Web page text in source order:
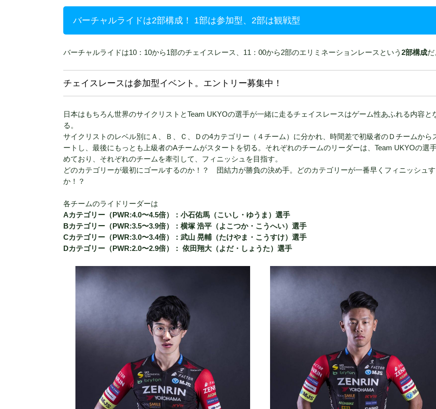
バーチャルライドは2部構成！ 1部は参加型、2部は観戦型
バーチャルライドは10：10から1部のチェイスレース、11：00から2部のエリミネーションレースという 2部構成
チェイスレースは参加型イベント。エントリー募集中！
日本はもちろん世界のサイクリストとTeam UKYOの選手が一緒に走るチェイスレースはゲーム性あふれる内容と
る。
サイクリストのレベル別にＡ、Ｂ、Ｃ、Ｄの4カテゴリー（４チーム）に分かれ、時間差で初級者のＤチームから
ートし、最後にもっとも上級者のAチームがスタートを切る。それぞれのチームのリーダーは、Team UKYOの選
めており、それぞれのチームを牽引して、フィニッシュを目指す。
どのカテゴリーが最初にゴールするのか！？ 団結力が勝負の決め手。どのカテゴリーが一番早くフィニッシュ
か！？
各チームのライドリーダーは
Aカテゴリー（PWR:4.0〜4.5倍）：小石佑馬（こいし・ゆうま）選手
Bカテゴリー（PWR:3.5〜3.9倍）：横塚 浩平（よこつか・こうへい）選手
Cカテゴリー（PWR:3.0〜3.4倍）：武山 晃輔（たけやま・こうすけ）選手
Dカテゴリー（PWR:2.0〜2.9倍）： 依田翔大（よだ・しょうた）選手